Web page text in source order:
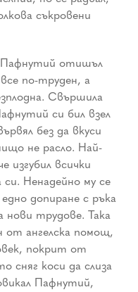
съкровени
Пафнутий отишъл
по-труден, а
Свършила
си бил взел
без да вкуси
не расло. Най-
изгубил всички
Ненадейно му се
допиране с ръка
нови трудове. Така
от ангелска помощ,
покрит от
сняг коси да слиза
Пафнутий,